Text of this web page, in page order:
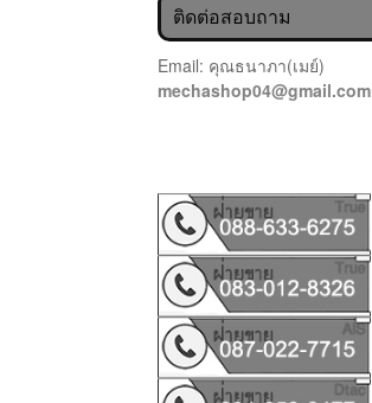
ติดต่อสอบถาม
Email: คุณธนาภา(เมย์)
mechashop04@gmail.com